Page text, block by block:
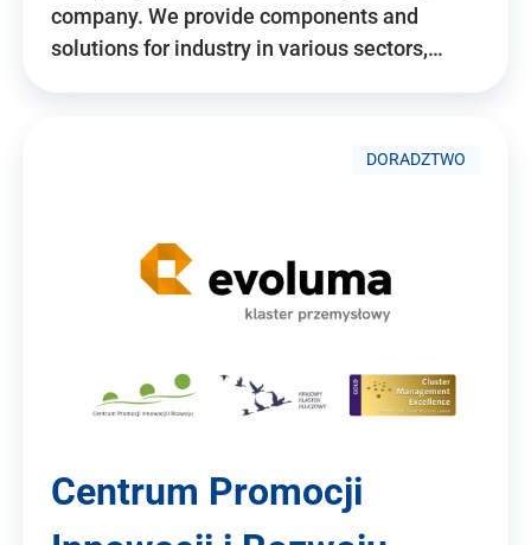
company. We provide components and
solutions for industry in various sectors,…
DORADZTWO
Centrum Promocji